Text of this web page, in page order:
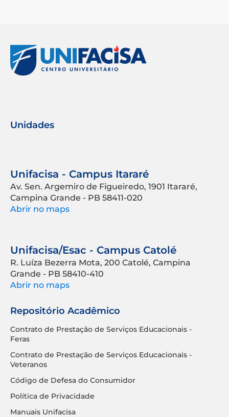
Unidades
Unifacisa - Campus Itararé
Av. Sen. Argemiro de Figueiredo, 1901 Itararé,
Campina Grande - PB 58411-020
Abrir no maps
Unifacisa/Esac - Campus Catolé
R. Luíza Bezerra Mota, 200 Catolé, Campina
Grande - PB 58410-410
Abrir no maps
Repositório Acadêmico
Contrato de Prestação de Serviços Educacionais -
Feras
Contrato de Prestação de Serviços Educacionais -
Veteranos
Código de Defesa do Consumidor
Política de Privacidade
Manuais Unifacisa